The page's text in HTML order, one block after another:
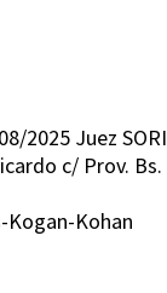
2025 Juez
c/ Prov.
Kogan-Kohan